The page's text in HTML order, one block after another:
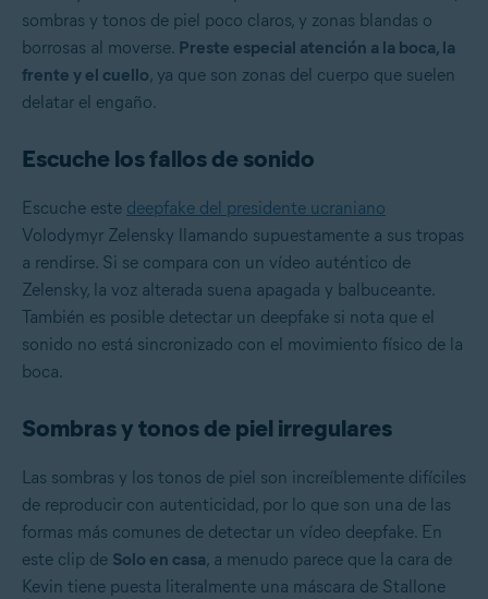
sombras y tonos de piel poco claros, y zonas blandas o
borrosas al moverse. Preste especial atención a la boca, la
frente y el cuello, ya que son zonas del cuerpo que suelen
delatar el engaño.
Escuche los fallos de sonido
Escuche este deepfake del presidente ucraniano
Volodymyr Zelensky llamando supuestamente a sus tropas
a rendirse. Si se compara con un vídeo auténtico de
Zelensky, la voz alterada suena apagada y balbuceante.
También es posible detectar un deepfake si nota que el
sonido no está sincronizado con el movimiento físico de la
boca.
Sombras y tonos de piel irregulares
Las sombras y los tonos de piel son increíblemente difíciles
de reproducir con autenticidad, por lo que son una de las
formas más comunes de detectar un vídeo deepfake. En
este clip de Solo en casa, a menudo parece que la cara de
Kevin tiene puesta literalmente una máscara de Stallone